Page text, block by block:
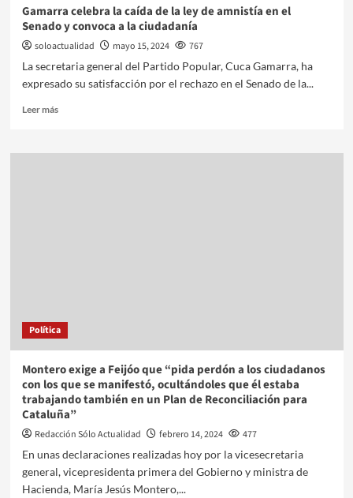
Gamarra celebra la caída de la ley de amnistía en el
Senado y convoca a la ciudadanía
soloactualidad mayo 15, 2024
767
La secretaria general del Partido Popular, Cuca Gamarra, ha
expresado su satisfacción por el rechazo en el Senado de la...
Leer más
Política
Montero exige a Feijóo que “pida perdón a los ciudadanos
con los que se manifestó, ocultándoles que él estaba
trabajando también en un Plan de Reconciliación para
Cataluña”
Redacción Sólo Actualidad febrero 14, 2024
477
En unas declaraciones realizadas hoy por la vicesecretaria
general, vicepresidenta primera del Gobierno y ministra de
Hacienda, María Jesús Montero,...